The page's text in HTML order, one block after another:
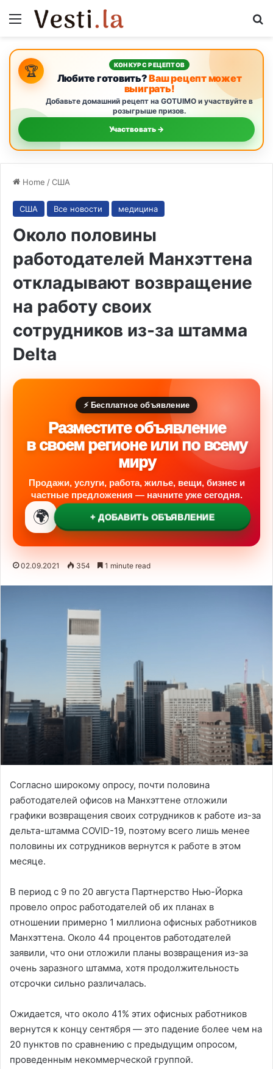
Menu
🏆 КОНКУРС РЕЦЕПТОВ
Любите готовить?Ваш рецепт может
выиграть!
Добавьте домашний рецепт на GOTUIMO и участвуйте в
розыгрыше призов.
Участвовать →
Home /США
США Все новости медицина
Около половины
работодателей Манхэттена
откладывают возвращение
на работу своих
сотрудников из-за штамма
Delta
⚡ Бесплатное объявление
Разместите объявление
в своем регионе или по всему
миру
Продажи, услуги, работа, жилье, вещи, бизнес и
частные предложения — начните уже сегодня.
🌍 + ДОБАВИТЬ ОБЪЯВЛЕНИЕ
02.09.2021 354 1 minute read
Согласно широкому опросу, почти половина
работодателей офисов на Манхэттене отложили
графики возвращения своих сотрудников к работе из-за
дельта-штамма COVID-19, поэтому всего лишь менее
половины их сотрудников вернутся к работе в этом
месяце.
В период с 9 по 20 августа Партнерство Нью-Йорка
провело опрос работодателей об их планах в
отношении примерно 1 миллиона офисных работников
Манхэттена. Около 44 процентов работодателей
заявили, что они отложили планы возвращения из-за
очень заразного штамма, хотя продолжительность
отсрочки сильно различалась.
Ожидается, что около 41% этих офисных работников
вернутся к концу сентября — это падение более чем на
20 пунктов по сравнению с предыдущим опросом,
проведенным некоммерческой группой.